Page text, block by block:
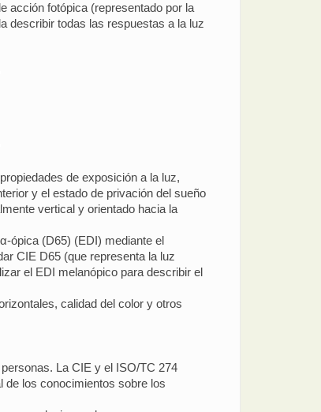
acción fotópica (representado por la
describir todas las respuestas a la luz
de exposición a la luz,
y el estado de privación del sueño
vertical y orientado hacia la
ópica (D65) (EDI) mediante el
CIE D65 (que representa la luz
el EDI melanópico para describir el
calidad del color y otros
La CIE y el ISO/TC 274
los conocimientos sobre los